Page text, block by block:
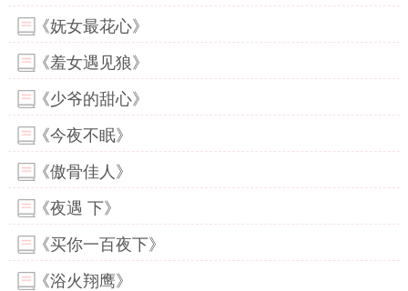
《妩女最花心》
《羞女遇见狼》
《少爷的甜心》
《今夜不眠》
《傲骨佳人》
《夜遇 下》
《买你一百夜下》
《浴火翔鹰》